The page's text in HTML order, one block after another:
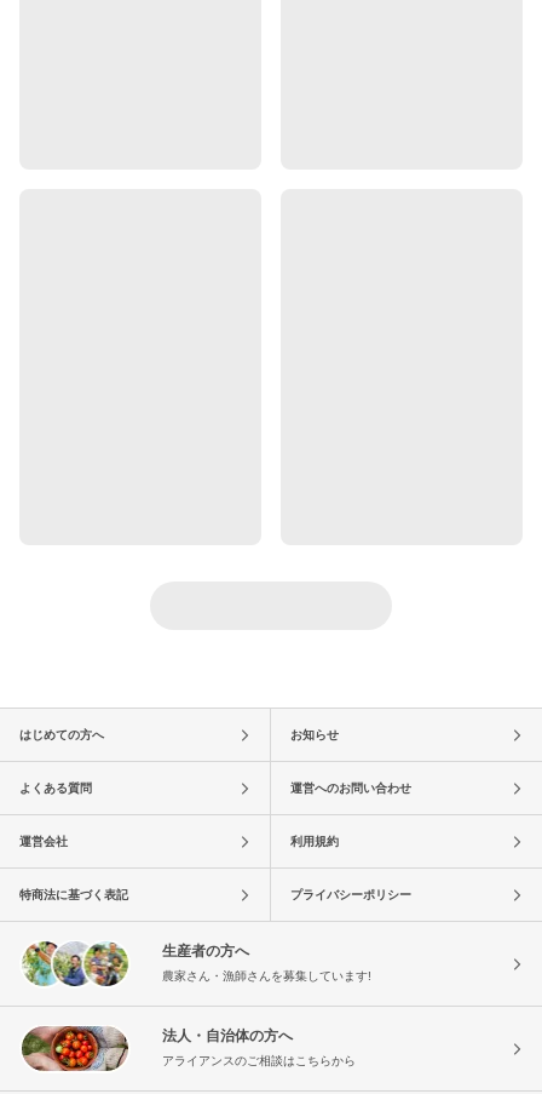
はじめての方へ お知らせ
よくある質問 運営へのお問い合わせ
運営会社 利用規約
特商法に基づく表記 プライバシーポリシー
生産者の方へ
農家さん・漁師さんを募集しています!
法人・自治体の方へ
アライアンスのご相談はこちらから